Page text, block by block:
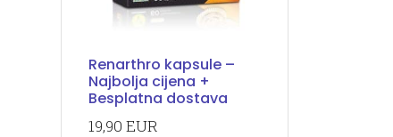
Renarthro kapsule –
Najbolja cijena +
Besplatna dostava
19,90 EUR